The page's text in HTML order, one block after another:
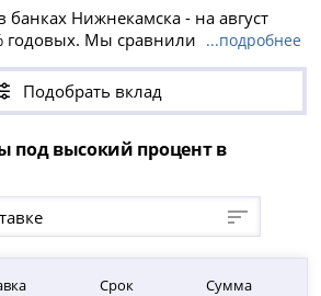
Нижнекамска - на август
годовых. Мы сравнили условия всех
вы можете положить деньги на
минимальная сумма вклада от 1
...подробнее
Подобрать вклад
под высокий процент в
Срок Сумма